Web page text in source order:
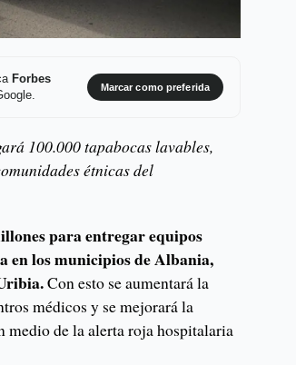
Forbes
Marcar como preferida
100.000 tapabocas lavables,
étnicas del
para entregar equipos
en los municipios de Albania,
Con esto se aumentará la
médicos y se mejorará la
medio de la alerta roja hospitalaria